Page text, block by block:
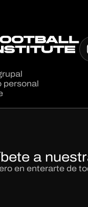
personal
a
en enterarte de